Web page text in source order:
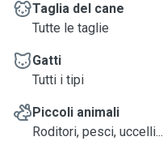
Taglia del cane
Tutte le taglie
Gatti
Tutti i tipi
Piccoli animali
Roditori, pesci, uccelli...